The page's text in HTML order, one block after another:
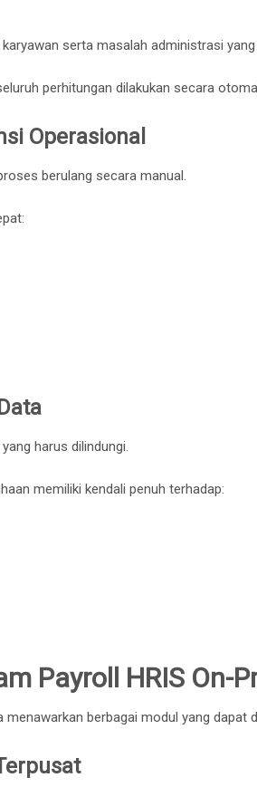
serta masalah administrasi
perhitungan dilakukan secara
Operasional
berulang secara manual.
harus dilindungi.
memiliki kendali penuh terhadap:
Payroll HRIS On-
berbagai modul yang dapat